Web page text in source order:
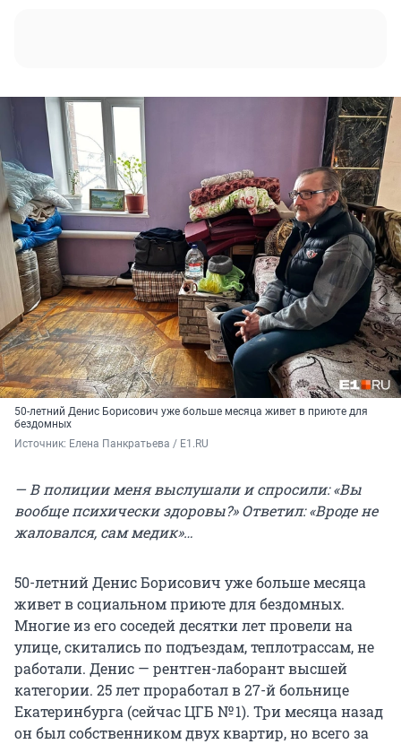
50-летний Денис Борисович уже больше месяца живет в приюте для
бездомных
Источник: Елена Панкратьева / E1.RU
— В полиции меня выслушали и спросили: «Вы
вообще психически здоровы?» Ответил: «Вроде не
жаловался, сам медик»…
50-летний Денис Борисович уже больше месяца
живет в социальном приюте для бездомных.
Многие из его соседей десятки лет провели на
улице, скитались по подъездам, теплотрассам, не
работали. Денис — рентген-лаборант высшей
категории. 25 лет проработал в 27-й больнице
Екатеринбурга (сейчас ЦГБ № 1). Три месяца назад
он был собственником двух квартир, но всего за